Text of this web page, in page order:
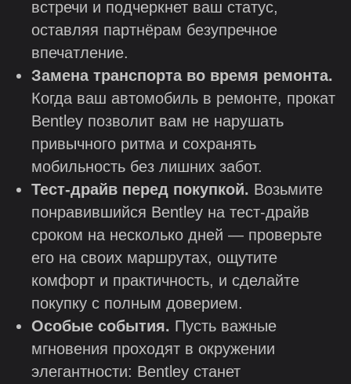
встречи и подчеркнет ваш статус,
оставляя партнёрам безупречное
впечатление.
Замена транспорта во время ремонта.
Когда ваш автомобиль в ремонте, прокат
Bentley позволит вам не нарушать
привычного ритма и сохранять
мобильность без лишних забот.
Тест-драйв перед покупкой. Возьмите
понравившийся Bentley на тест-драйв
сроком на несколько дней — проверьте
его на своих маршрутах, ощутите
комфорт и практичность, и сделайте
покупку с полным доверием.
Особые события. Пусть важные
мгновения проходят в окружении
элегантности: Bentley станет